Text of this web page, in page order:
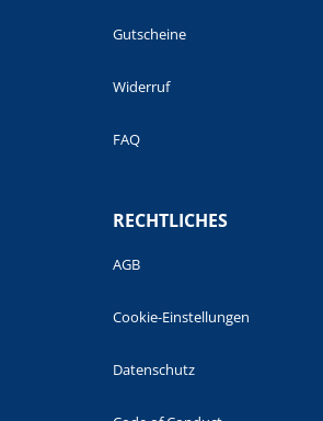
Gutscheine
Widerruf
FAQ
RECHTLICHES
AGB
Cookie-Einstellungen
Datenschutz